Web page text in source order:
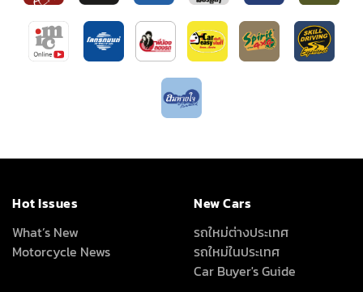
Hot Issues
What’s New
Motorcycle News
New Cars
รถใหม่ต่างประเทศ
รถใหม่ในประเทศ
Car Buyer's Guide